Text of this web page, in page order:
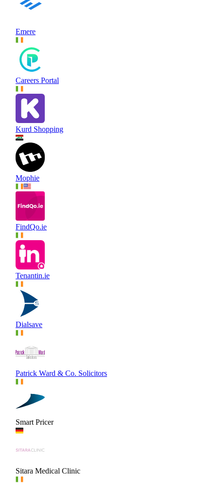
Emere
Careers Portal
Kurd Shopping
Mophie
FindQo.ie
Tenantin.ie
Dialsave
Patrick Ward & Co. Solicitors
Smart Pricer
Sitara Medical Clinic